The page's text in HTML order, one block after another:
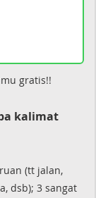
gratis!!
kalimat
(tt jalan,
dsb); 3 sangat